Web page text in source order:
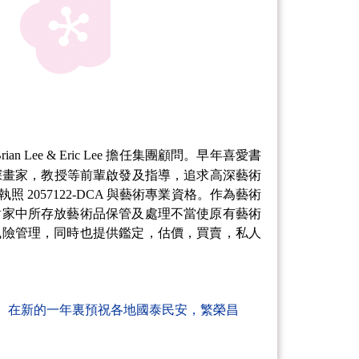
Lee & Eric Lee 擔任集團顧問。早年喜愛書
家，教授等前輩啟發及指導，追求高深藝術
2057122-DCA 與藝術專業資格。作為藝術
中所存放藝術品保管及處理不當使原有藝術
管理，同時也提供鑑定，估價，買賣，私人
在新的一年裏預祝各地國泰民安 ， 繁榮昌